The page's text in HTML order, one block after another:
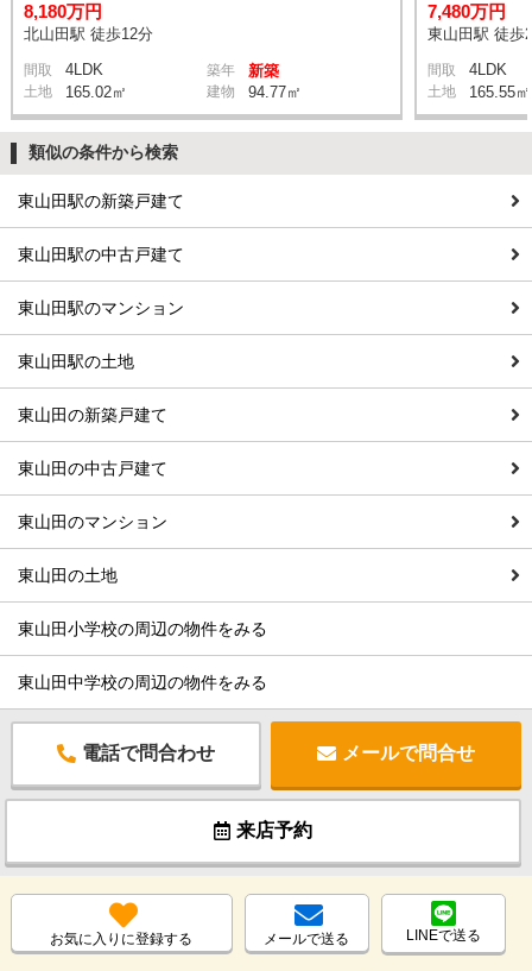
8,180万円
北山田駅 徒歩12分
間取 4LDK 築年 新築
土地 165.02㎡ 建物 94.77㎡
7,480万円
東山田駅 徒歩
間取 4LDK
土地 165.55㎡
類似の条件から検索
東山田駅の新築戸建て
東山田駅の中古戸建て
東山田駅のマンション
東山田駅の土地
東山田の新築戸建て
東山田の中古戸建て
東山田のマンション
東山田の土地
東山田小学校の周辺の物件をみる
東山田中学校の周辺の物件をみる
電話で問合わせ メールで問合せ
来店予約
お気に入りに登録する メールで送る LINEで送る